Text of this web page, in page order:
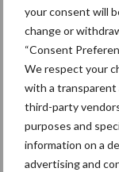
your consent will
change or
“Consent
We respect your
with a transparent
third-party
purposes and
information on a
advertising and
23 dec